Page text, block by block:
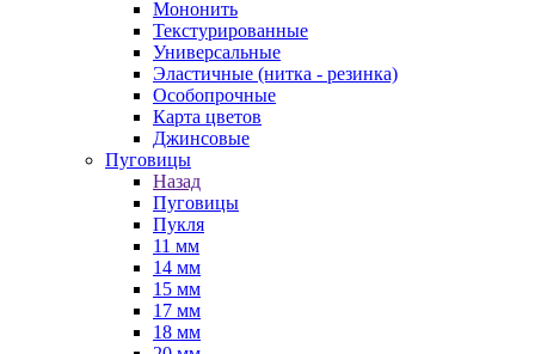
Мононить
Текстурированные
Универсальные
Эластичные (нитка - резинка)
Особопрочные
Карта цветов
Джинсовые
Пуговицы
Назад
Пуговицы
Пукля
11 мм
14 мм
15 мм
17 мм
18 мм